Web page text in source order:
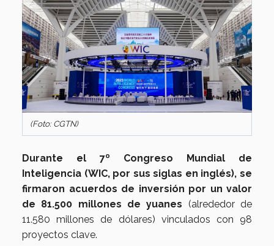
(Foto: CGTN)
Durante el 7º Congreso Mundial de
Inteligencia (WIC, por sus siglas en inglés), se
firmaron acuerdos de inversión por un valor
de 81.500 millones de yuanes (alrededor de
11.580 millones de dólares) vinculados con 98
proyectos clave.